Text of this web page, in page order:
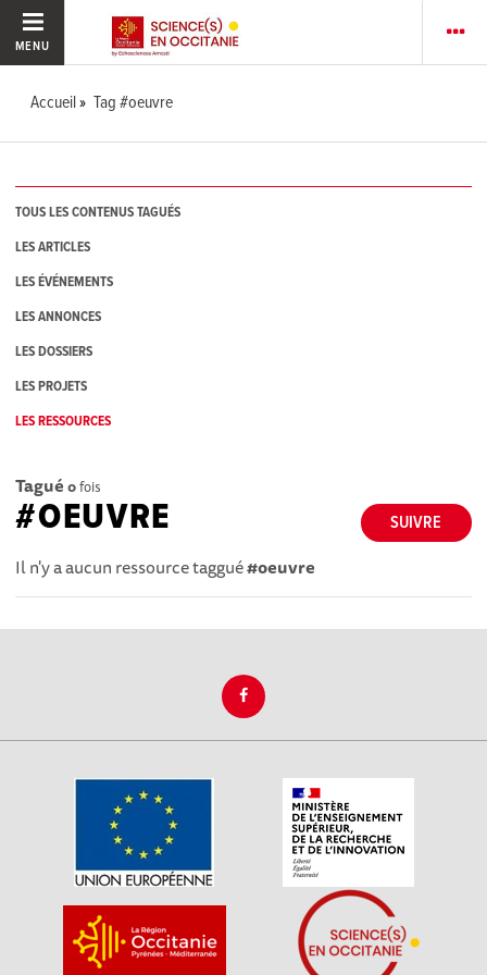
MENU
Accueil Tag #oeuvre
TOUS LES CONTENUS TAGUÉS
LES ARTICLES
LES ÉVÉNEMENTS
LES ANNONCES
LES DOSSIERS
LES PROJETS
LES RESSOURCES
Tagué 0fois
SUIVRE
#OEUVRE
Il n'y a aucun ressource taggué#oeuvre